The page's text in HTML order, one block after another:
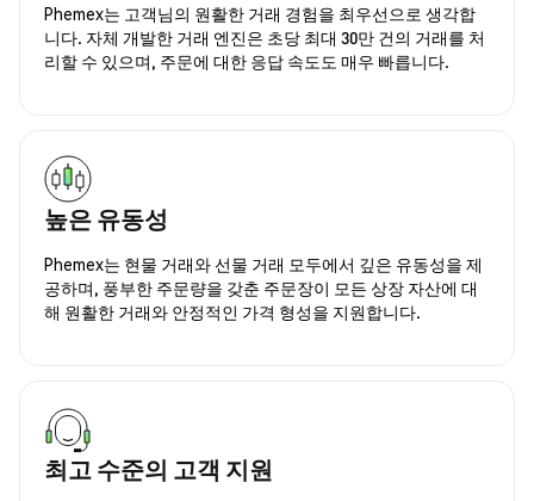
Phemex는 고객님의 원활한 거래 경험을 최우선으로 생각합
니다. 자체 개발한 거래 엔진은 초당 최대 30만 건의 거래를 처
리할 수 있으며, 주문에 대한 응답 속도도 매우 빠릅니다.
높은 유동성
Phemex는 현물 거래와 선물 거래 모두에서 깊은 유동성을 제
공하며, 풍부한 주문량을 갖춘 주문장이 모든 상장 자산에 대
해 원활한 거래와 안정적인 가격 형성을 지원합니다.
최고 수준의 고객 지원